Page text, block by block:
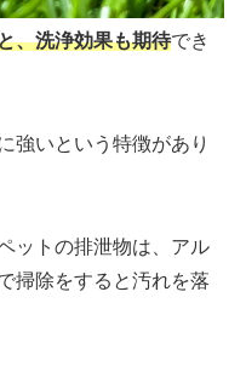
、洗浄効果も期待でき
強いという特徴があり
ットの排泄物は、アル
掃除をすると汚れを落